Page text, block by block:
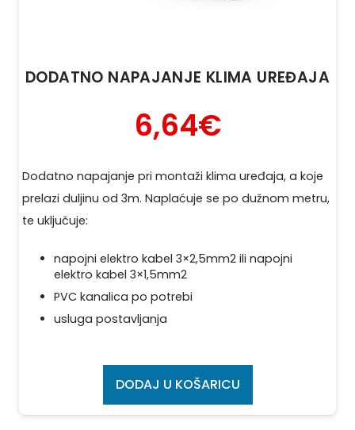
DODATNO NAPAJANJE KLIMA UREĐAJA
6,64€
Dodatno napajanje pri montaži klima uređaja, a koje
prelazi duljinu od 3m. Naplaćuje se po dužnom metru,
te uključuje:
napojni elektro kabel 3×2,5mm2 ili napojni
elektro kabel 3×1,5mm2
PVC kanalica po potrebi
usluga postavljanja
DODAJ U KOŠARICU